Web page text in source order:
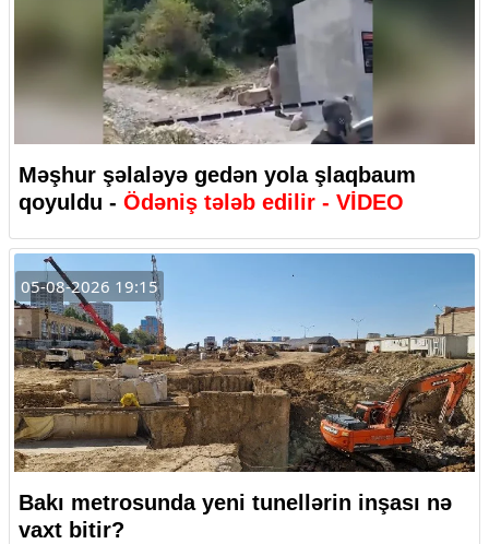
Məşhur şəlaləyə gedən yola şlaqbaum
qoyuldu - Ödəniş tələb edilir - VİDEO
05-08-2026 19:15
Bakı metrosunda yeni tunellərin inşası nə
vaxt bitir?